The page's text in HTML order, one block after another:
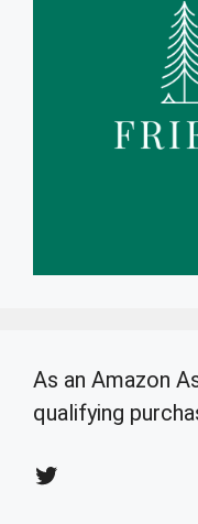
As an Amazon
qualifying
Twitter